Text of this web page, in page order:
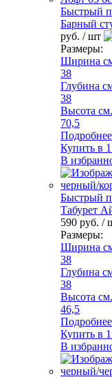
Быстрый
Барный
руб. / шт
Размеры:
Ширина
38
Глубина
38
Высота см.
70,5
Подробнее
Купить в
В
Быстрый
Табурет
590 руб. /
Размеры:
Ширина
38
Глубина
38
Высота см.
46,5
Подробнее
Купить в
В